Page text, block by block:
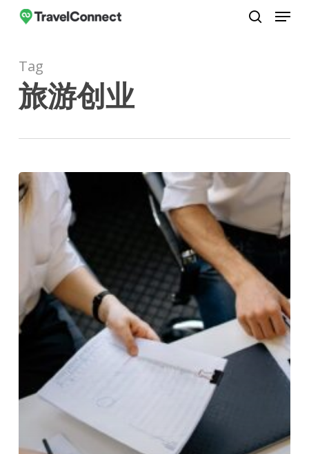
Skip
content
Menu
Tag
旅游创业